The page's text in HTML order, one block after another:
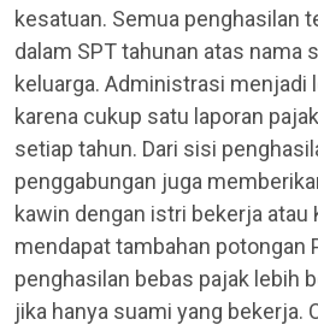
kesatuan. Semua penghasilan
dalam SPT tahunan atas nama
keluarga. Administrasi menjadi
karena cukup satu laporan
setiap tahun. Dari sisi
penggabungan juga
kawin dengan istri bekerja
mendapat tambahan potongan
penghasilan bebas pajak lebih
jika hanya suami yang bekerja.